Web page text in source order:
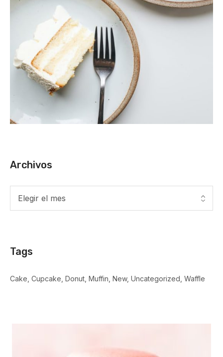
Archivos
Tags
Cake Cupcake Donut Muffin New Uncategorized Waffle